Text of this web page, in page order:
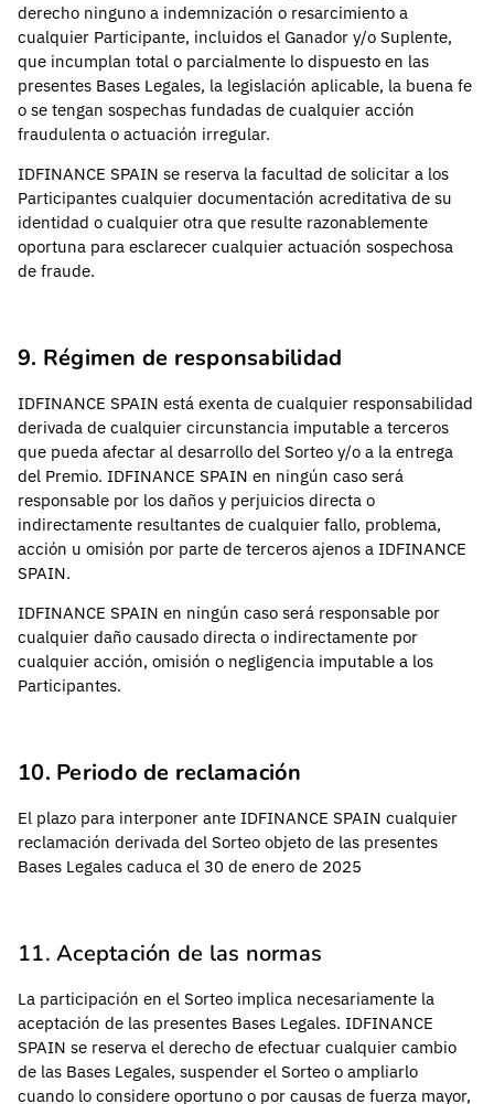
derecho ninguno a indemnización o resarcimiento a
cualquier Participante, incluidos el Ganador y/o Suplente,
que incumplan total o parcialmente lo dispuesto en las
presentes Bases Legales, la legislación aplicable, la buena fe
o se tengan sospechas fundadas de cualquier acción
fraudulenta o actuación irregular.
IDFINANCE SPAIN se reserva la facultad de solicitar a los
Participantes cualquier documentación acreditativa de su
identidad o cualquier otra que resulte razonablemente
oportuna para esclarecer cualquier actuación sospechosa
de fraude.
9. Régimen de responsabilidad
IDFINANCE SPAIN está exenta de cualquier responsabilidad
derivada de cualquier circunstancia imputable a terceros
que pueda afectar al desarrollo del Sorteo y/o a la entrega
del Premio. IDFINANCE SPAIN en ningún caso será
responsable por los daños y perjuicios directa o
indirectamente resultantes de cualquier fallo, problema,
acción u omisión por parte de terceros ajenos a IDFINANCE
SPAIN.
IDFINANCE SPAIN en ningún caso será responsable por
cualquier daño causado directa o indirectamente por
cualquier acción, omisión o negligencia imputable a los
Participantes.
10. Periodo de reclamación
El plazo para interponer ante IDFINANCE SPAIN cualquier
reclamación derivada del Sorteo objeto de las presentes
Bases Legales caduca el 30 de enero de 2025
11. Aceptación de las normas
La participación en el Sorteo implica necesariamente la
aceptación de las presentes Bases Legales. IDFINANCE
SPAIN se reserva el derecho de efectuar cualquier cambio
de las Bases Legales, suspender el Sorteo o ampliarlo
cuando lo considere oportuno o por causas de fuerza mayor,